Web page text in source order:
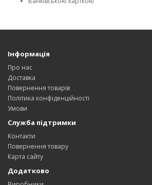
Інформація
Про нас
Доставка
Повернення товарів
Політика конфіденційності
Умови
Служба підтримки
Контакти
Повернення товару
Карта сайту
Додатково